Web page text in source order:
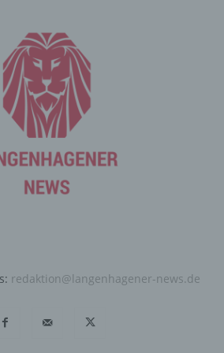
redaktion@langenhagener-news.de
Diese allgemeinen Daten und
in den Logfiles des Servers
werden können die (1) verwendeten
(2) das vom zugreifenden
Betriebssystem, (3) die
ein zugreifendes System auf
gelangt (sogenannte Referrer), (4)
welche über ein zugreifendes
Internetseite angesteuert werden,
informationstechnologischen
allgemeinen Daten und